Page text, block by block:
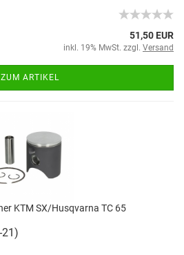
51,50 EUR
inkl. 19% MwSt. zzgl. Versand
ZUM ARTIKEL
KTM SX/Husqvarna TC 65
21)